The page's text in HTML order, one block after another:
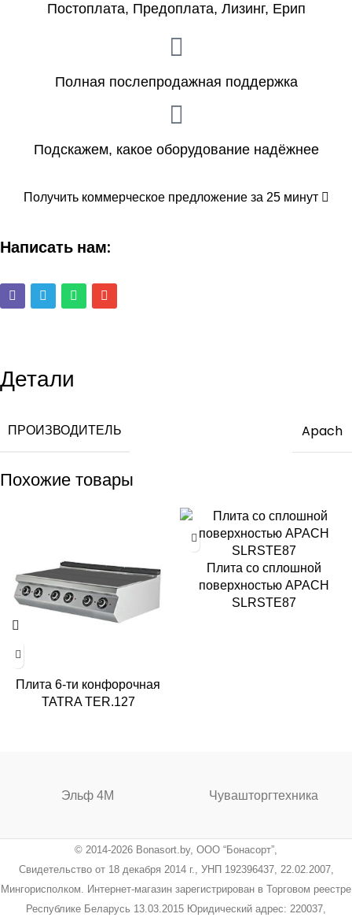
Постоплата, Предоплата, Лизинг, Ерип
Полная послепродажная поддержка
Подскажем, какое оборудование надёжнее
Получить коммерческое предложение за 25 минут
Написать нам:
Детали
ПРОИЗВОДИТЕЛЬ Apach
Похожие товары
Плита 6-ти конфорочная
TATRA TER.127
Плита со сплошной
поверхностью APACH
SLRSTE87
Эльф 4М Чувашторгтехника
© 2014-2026 Bonasort.by, ООО “Бонасорт”,
Свидетельство от 18 декабря 2014 г., УНП 192396437, 22.02.2007,
Мингорисполком. Интернет-магазин зарегистрирован в Торговом реестре
Республике Беларусь 13.03.2015 Юридический адрес: 220037,